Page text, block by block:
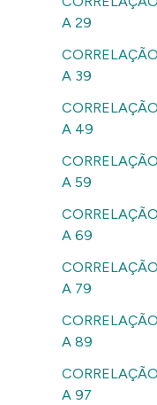
A 29
A 39
A 49
A 59
A 69
A 79
A 89
A 97